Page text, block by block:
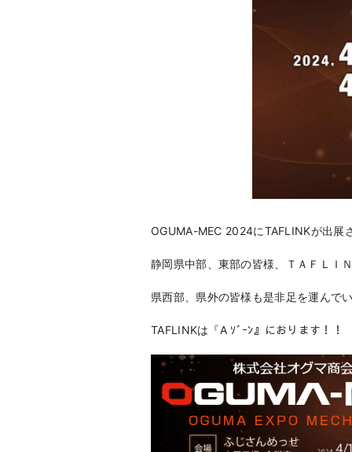
OGUMA-MEC 2024にTAFLINKが出展
静岡県中部、東部の皆様、ＴＡＦＬＩ
県西部、県外の皆様も是非足を運んで
TAFLINKは『A ｿﾞｰﾝ』におります！！